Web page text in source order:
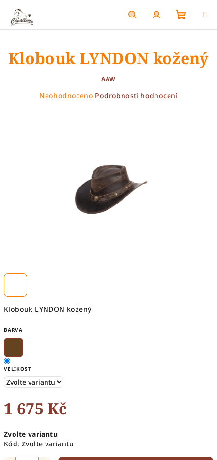
obsah
HledatPřihlášení
košík
Klobouk LYNDON kožený
BARVA
VELIKOST
1 675 Kč
cena:
Zvolte variantu
Kód: Zvolte variantu
Klobouk LYNDON kožený
AAW
Průměrné
Neohodnoceno Podrobnosti hodnocení